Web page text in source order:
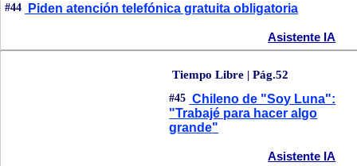
#44 Piden atención telefónica gratuita obligatoria
Asistente IA
Tiempo Libre | Pág.52
#45 Chileno de "Soy Luna":
"Trabajé para hacer algo
grande"
Asistente IA